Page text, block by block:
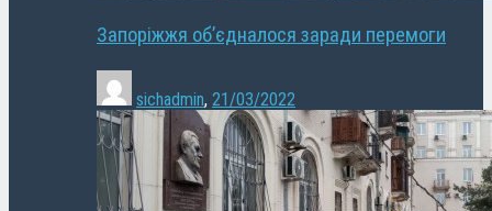
Запоріжжя об’єдналося заради перемоги
sichadmin, 21/03/2022